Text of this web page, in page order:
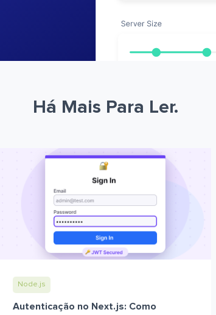
Há Mais Para Ler.
Node.js
Autenticação no Next.js: Como